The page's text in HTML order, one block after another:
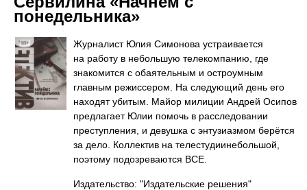
понедельника»
Журналист Юлия Симонова устраивается
на работу в небольшую телекомпанию, где
знакомится с обаятельным и остроумным
главным режиссером. На следующий день его
находят убитым. Майор милиции Андрей Осипов
предлагает Юлии помочь в расследовании
преступления, и девушка с энтузиазмом берётся
за дело. Коллектив на телестудиинебольшой,
поэтому подозреваются ВСЕ.
Издательство: "Издательские решения"